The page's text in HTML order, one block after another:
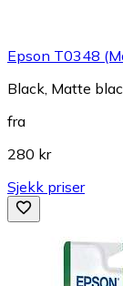
Epson T0348
Black, Matte
fra
280 kr
Sjekk priser